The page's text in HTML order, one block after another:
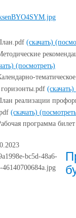
(скачать)
(посмотреть)
(скачать)
реализации
(скачать)
программа